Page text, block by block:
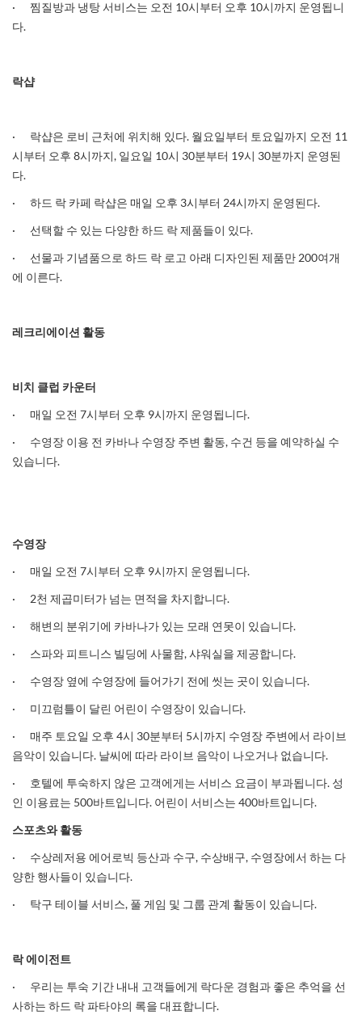
· 찜질방과 냉탕 서비스는 오전 10시부터 오후 10시까지 운영됩니
다.
락샵
· 락샵은 로비 근처에 위치해 있다. 월요일부터 토요일까지 오전 11
시부터 오후 8시까지, 일요일 10시 30분부터 19시 30분까지 운영된
다.
· 하드 락 카페 락샵은 매일 오후 3시부터 24시까지 운영된다.
· 선택할 수 있는 다양한 하드 락 제품들이 있다.
· 선물과 기념품으로 하드 락 로고 아래 디자인된 제품만 200여개
에 이른다.
레크리에이션 활동
비치 클럽 카운터
· 매일 오전 7시부터 오후 9시까지 운영됩니다.
· 수영장 이용 전 카바나 수영장 주변 활동, 수건 등을 예약하실 수
있습니다.
수영장
· 매일 오전 7시부터 오후 9시까지 운영됩니다.
· 2천 제곱미터가 넘는 면적을 차지합니다.
· 해변의 분위기에 카바나가 있는 모래 연못이 있습니다.
· 스파와 피트니스 빌딩에 사물함, 샤워실을 제공합니다.
· 수영장 옆에 수영장에 들어가기 전에 씻는 곳이 있습니다.
· 미끄럼틀이 달린 어린이 수영장이 있습니다.
· 매주 토요일 오후 4시 30분부터 5시까지 수영장 주변에서 라이브
음악이 있습니다. 날씨에 따라 라이브 음악이 나오거나 없습니다.
· 호텔에 투숙하지 않은 고객에게는 서비스 요금이 부과됩니다. 성
인 이용료는 500바트입니다. 어린이 서비스는 400바트입니다.
스포츠와 활동
· 수상레저용 에어로빅 등산과 수구, 수상배구, 수영장에서 하는 다
양한 행사들이 있습니다.
· 탁구 테이블 서비스, 풀 게임 및 그룹 관계 활동이 있습니다.
락에이전트
· 우리는 투숙 기간 내내 고객들에게 락다운 경험과 좋은 추억을 선
사하는 하드 락 파타야의 록을 대표합니다.